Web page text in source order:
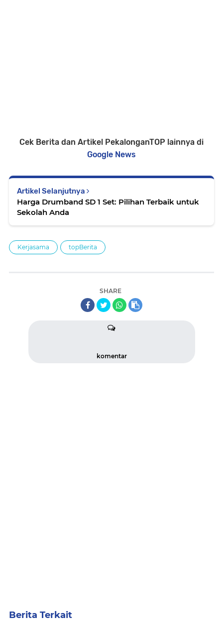
Cek Berita dan Artikel PekalonganTOP lainnya di
Google News
Artikel Selanjutnya
Harga Drumband SD 1 Set: Pilihan Terbaik untuk
Sekolah Anda
Kerjasama topBerita
SHARE
komentar
Berita Terkait